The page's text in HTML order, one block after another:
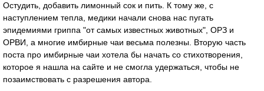
Остудить, добавить лимонный сок и пить. К тому же, с
наступлением тепла, медики начали снова нас пугать
эпидемиями гриппа "от самых известных животных", ОРЗ и
ОРВИ, а многие имбирные чаи весьма полезны. Вторую часть
поста про имбирные чаи хотела бы начать со стихотворения,
которое я нашла на сайте и не смогла удержаться, чтобы не
позаимствовать с разрешения автора.